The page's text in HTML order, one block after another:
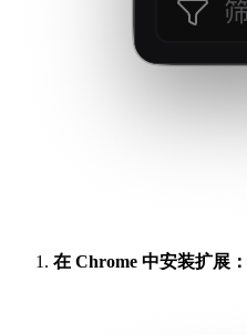
在 Chrome 中安装扩展：